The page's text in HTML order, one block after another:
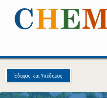
main
Έδαφος και Υπέδαφος